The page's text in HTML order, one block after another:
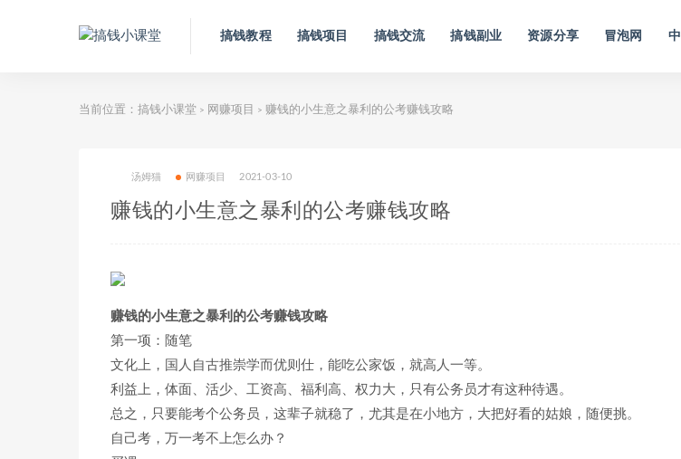
搞钱教程 搞钱项目 搞钱交流 搞钱副业 资源分享 冒泡网
当前位置： 搞钱小课堂 > 网赚项目 > 赚钱的小生意之暴利的公考赚钱攻略
汤姆猫 网赚项目 2021-03-10
赚钱的小生意之暴利的公考赚钱攻略
赚钱的小生意之暴利的公考赚钱攻略
第一项：随笔
文化上，国人自古推崇学而优则仕，能吃公家饭，就高人一等。
利益上，体面、活少、工资高、福利高、权力大，只有公务员才有这种待遇。
总之，只要能考个公务员，这辈子就稳了，尤其是在小地方，大把好看的姑娘，随便挑。
自己考，万一考不上怎么办？